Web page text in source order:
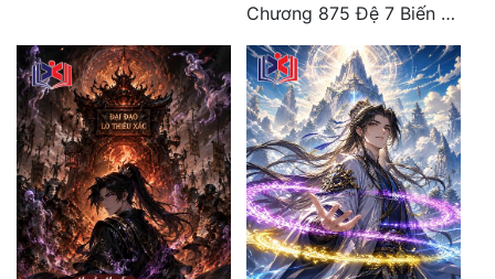
Chương 875 Đệ 7 Biến Thánh Long Biến!